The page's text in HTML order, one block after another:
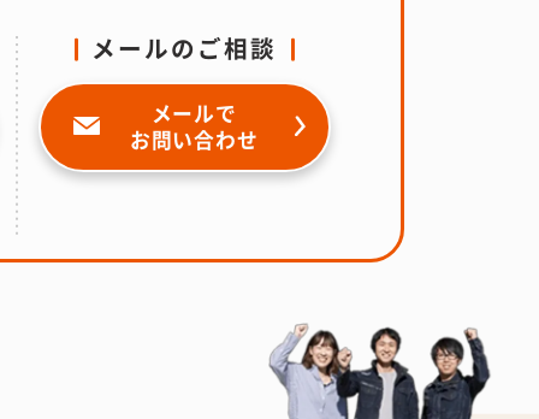
メールのご相談
メールで
お問い合わせ